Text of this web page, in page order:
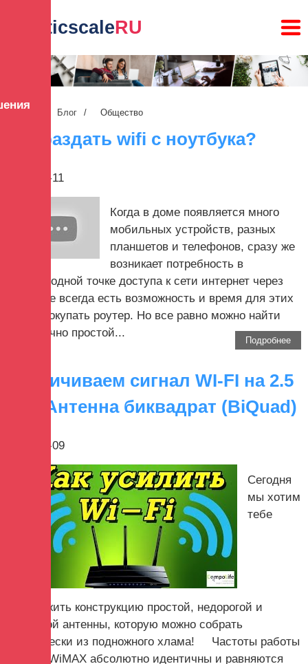
lunaticscaleRU
Главная Блог / Общество
Как раздать wifi с ноутбука?
2022-08-11
Когда в доме появляется много
мобильных устройств, разных
планшетов и телефонов, сразу же
возникает потребность в
беспроводной точке доступа к сети интернет через
Wi-Fi. Не всегда есть возможность и время для этих
целей покупать роутер. Но все равно можно найти
достаточно простой...
Подробнее
Увеличиваем сигнал WI-FI на 2.5
км - Антенна биквадрат (BiQuad)
2022-08-09
Сегодня
мы хотим
тебе
предложить конструкцию простой, недорогой и
надежной антенны, которую можно собрать
практически из подножного хлама! Частоты работы
Wi-Fi и WiMAX абсолютно идентичны и равняются